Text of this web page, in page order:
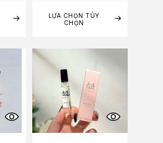
LỰA CHỌN TÙY
CHỌN